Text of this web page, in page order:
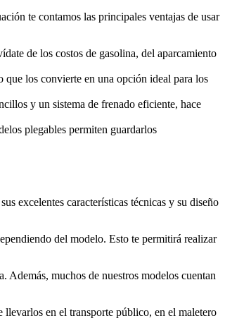
te contamos las principales ventajas de usar
de los costos de gasolina, del aparcamiento
los convierte en una opción ideal para los
y un sistema de frenado eficiente, hace
plegables permiten guardarlos
excelentes características técnicas y su diseño
del modelo. Esto te permitirá realizar
Además, muchos de nuestros modelos cuentan
llevarlos en el transporte público, en el maletero